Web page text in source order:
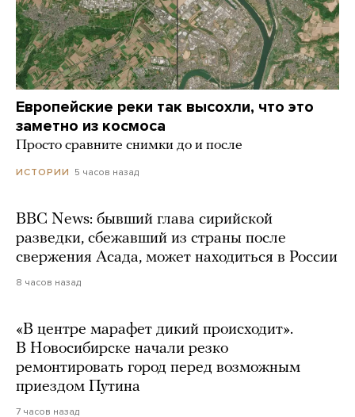
Европейские реки так высохли, что это
заметно из космоса
Просто сравните снимки до и после
ИСТОРИИ 5 часов назад
BBC News: бывший глава сирийской
разведки, сбежавший из страны после
свержения Асада, может находиться в России
8 часов назад
«В центре марафет дикий происходит».
В Новосибирске начали резко
ремонтировать город перед возможным
приездом Путина
7 часов назад